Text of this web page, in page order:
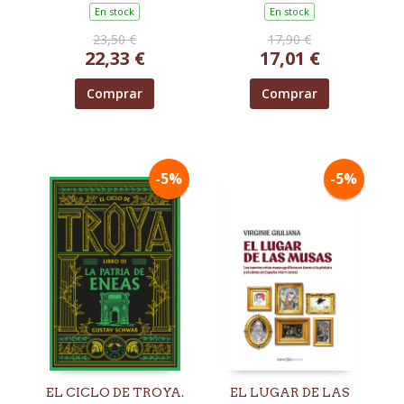
En stock
23,50 €
22,33 €
Comprar
En stock
17,90 €
17,01 €
Comprar
-5%
EL CICLO DE TROYA.
-5%
EL LUGAR DE LAS